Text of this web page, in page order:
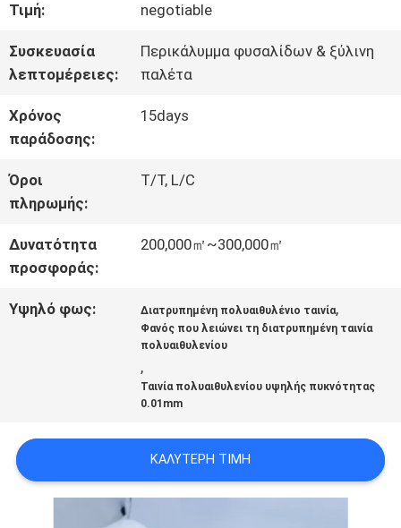
ΕΡΓΟΣΤΆΣΙΟ
ΈΛΕΓΧΟΣ
ΠΟΙΌΤΗΤΑΣ
ΕΠΙΚΟΙΝΩΝΉΣΤΕ
ΜΑΖΊ
ΜΑΣ
ΜΠΛΟΓΚ
Τιμή: negotiable
Συσκευασία
λεπτομέρειες:
Περικάλυμμα φυσαλίδων & ξύλινη
παλέτα
Χρόνος
παράδοσης:
15days
Όροι
πληρωμής:
T/T, L/C
Δυνατότητα
προσφοράς:
200,000㎡~300,000㎡
Υψηλό φως: Διατρυπημένη πολυαιθυλένιο ταινία,
Φανός που λειώνει τη διατρυπημένη ταινία
πολυαιθυλενίου
,
Ταινία πολυαιθυλενίου υψηλής πυκνότητας
0.01mm
ΚΑΛΎΤΕΡΗ ΤΙΜΉ